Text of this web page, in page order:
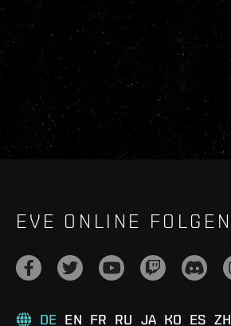
EVE ONLINE FOLGEN
DE EN FR RU JA KO ES ZH